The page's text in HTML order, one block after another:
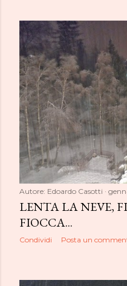
Autore: Edoardo Casotti
LENTA LA NEVE,
FIOCCA...
Condividi Posta un